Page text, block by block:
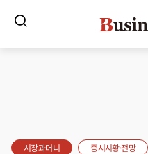
시장과머니 증시시황·전망